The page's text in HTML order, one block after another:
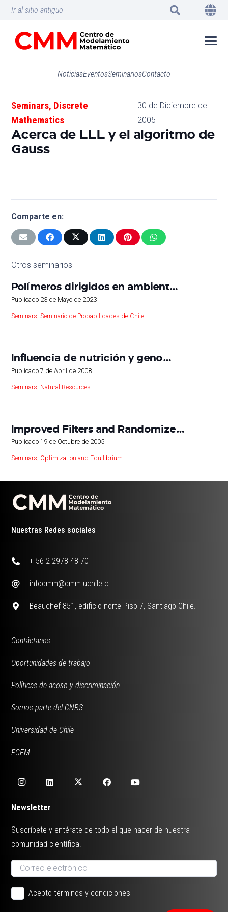
Ir al sitio antiguo
NoticiasEventosSeminariosContacto
Seminars, Discrete
Mathematics
30 de Diciembre de
2005
Acerca de LLL y el algoritmo de
Gauss
Comparte en:
Otros seminarios
Polímeros dirigidos en ambient…
Publicado 23 de Mayo de 2023
Seminars ,Seminario de Probabilidades de Chile
Influencia de nutrición y geno…
Publicado7 de Abril de 2008
Seminars Natural Resources
Improved Filters and Randomize…
Publicado19 de Octubre de 2005
Seminars, Optimization and Equilibrium
Nuestras Redes sociales
+ 56 2 2978 48 70
infocmm@cmm.uchile.cl
Beauchef 851, edificio norte Piso 7, Santiago Chile.
Contáctanos
Oportunidades de trabajo
Políticas de acoso y discriminación
Somos parte del CNRS
Universidad de Chile
FCFM
Newsletter
Suscríbete y entérate de todo el que hacer de nuestra
comunidad científica.
Acepto términos y condiciones